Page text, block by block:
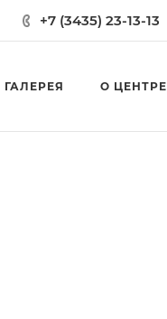
+7 (3435) 23-13-13
ГАЛЕРЕЯ О ЦЕНТРЕ